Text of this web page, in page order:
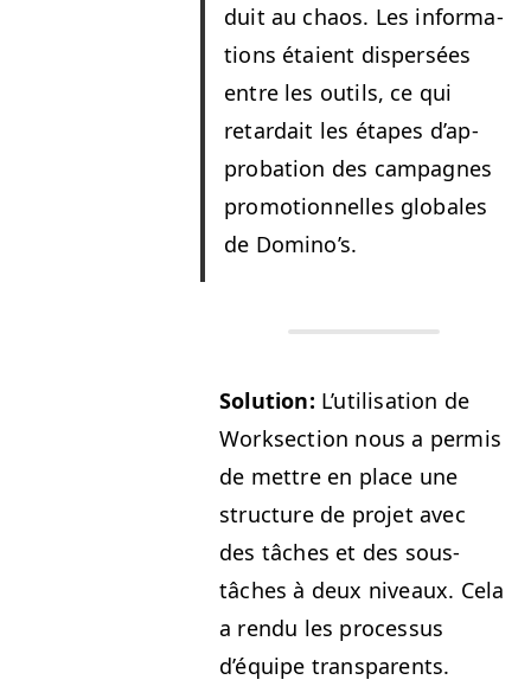
duit au chaos. Les infor­ma­
tions étaient dis­per­sées
entre les out­ils, ce qui
retar­dait les étapes d’ap­
pro­ba­tion des cam­pagnes
pro­mo­tion­nelles glob­ales
de Domino’s.
Solu­tion: L’u­til­i­sa­tion de
Work­sec­tion nous a per­mis
de met­tre en place une
struc­ture de pro­jet avec
des tâch­es et des sous-
tâch­es à deux niveaux. Cela
a ren­du les proces­sus
d’équipe transparents.